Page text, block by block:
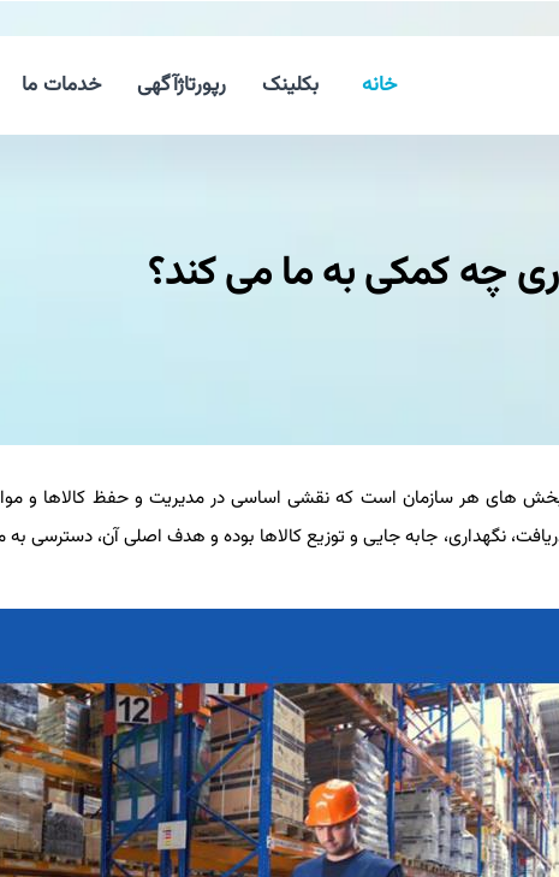
خانه بکلینک رپورتاژآگهی خدمات ما
چه کمکی به ما می کند؟
بخش ‌های هر سازمان است که نقشی اساسی در مدیریت و حفظ کالاها و مواد
نگهداری، جابه جایی و توزیع کالاها بوده و هدف اصلی آن، دسترسی به